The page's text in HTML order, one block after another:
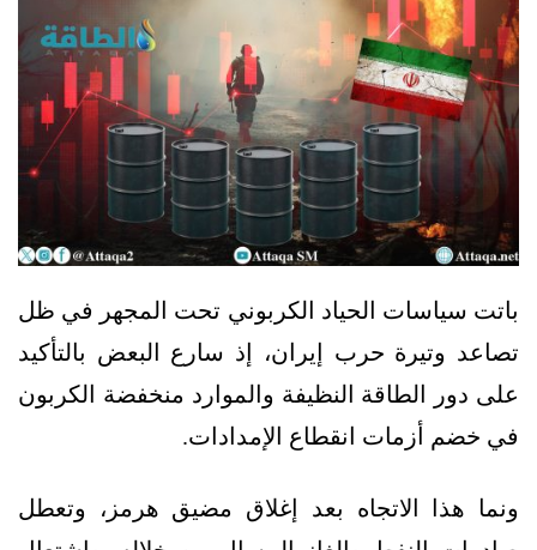
باتت سياسات الحياد الكربوني تحت المجهر في ظل
تصاعد وتيرة حرب إيران، إذ سارع البعض بالتأكيد
على دور الطاقة النظيفة والموارد منخفضة الكربون
في خضم أزمات انقطاع الإمدادات.
ونما هذا الاتجاه بعد إغلاق مضيق هرمز، وتعطل